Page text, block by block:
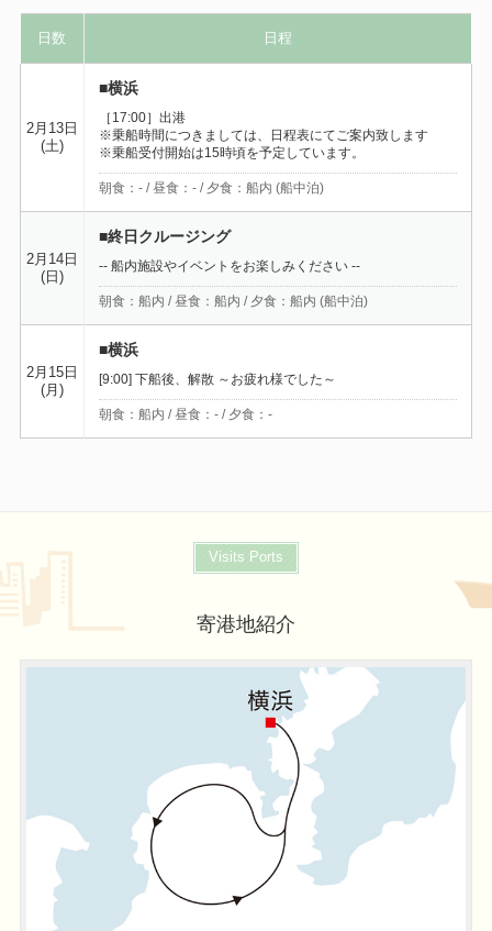
日数 日程
2月13日
(土)
■横浜
［17:00］出港
※乗船時間につきましては、日程表にてご案内致します
※乗船受付開始は15時頃を予定しています。
朝食：- / 昼食：- / 夕食：船内 (船中泊)
2月14日
(日)
■終日クルージング
-- 船内施設やイベントをお楽しみください --
朝食：船内 / 昼食：船内 / 夕食：船内 (船中泊)
2月15日
(月)
■横浜
[9:00] 下船後、解散 ～お疲れ様でした～
朝食：船内 / 昼食：- / 夕食：-
Visits Ports
寄港地紹介